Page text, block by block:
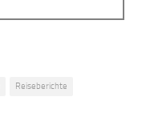
Reiseberichte